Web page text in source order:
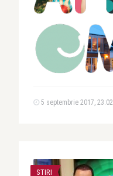
5 septembrie 2017, 23:02
STIRI